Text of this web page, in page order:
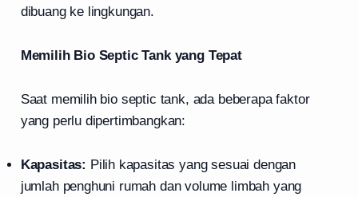
dibuang ke lingkungan.
Memilih Bio Septic Tank yang Tepat
Saat memilih bio septic tank, ada beberapa faktor
yang perlu dipertimbangkan:
Kapasitas: Pilih kapasitas yang sesuai dengan
jumlah penghuni rumah dan volume limbah yang